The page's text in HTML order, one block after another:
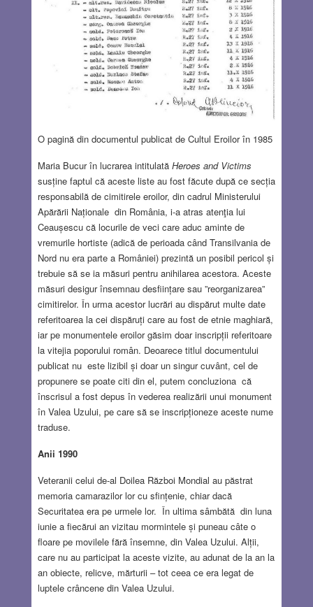
O pagină din documentul publicat de Cultul Eroilor în 1985
Maria Bucur în lucrarea intitulată Heroes and Victims
susține faptul că aceste liste au fost făcute după ce secția
responsabilă de cimitirele eroilor, din cadrul Ministerului
Apărării Naționale din România, i-a atras atenţia lui
Ceaușescu că locurile de veci care aduc aminte de
vremurile hortiste (adică de perioada când Transilvania de
Nord nu era parte a României) prezintă un posibil pericol și
trebuie să se ia măsuri pentru anihilarea acestora. Aceste
măsuri desigur însemnau desființare sau ”reorganizarea”
cimitirelor. În urma acestor lucrări au dispărut multe date
referitoarea la cei dispăruți care au fost de etnie maghiară,
iar pe monumentele eroilor găsim doar inscripții referitoare
la vitejia poporului român. Deoarece titlul documentului
publicat nu este lizibil și doar un singur cuvânt, cel de
propunere se poate citi din el, putem concluziona că
înscrisul a fost depus în vederea realizării unui monument
în Valea Uzului, pe care să se inscripționeze aceste nume
traduse.
Anii 1990
Veteranii celui de-al Doilea Război Mondial au păstrat
memoria camarazilor lor cu sfințenie, chiar dacă
Securitatea era pe urmele lor. În ultima sâmbătă din luna
iunie a fiecărui an vizitau mormintele și puneau câte o
floare pe movilele fără însemne, din Valea Uzului. Alții,
care nu au participat la aceste vizite, au adunat de la an la
an obiecte, relicve, mărturii – tot ceea ce era legat de
luptele crâncene din Valea Uzului.